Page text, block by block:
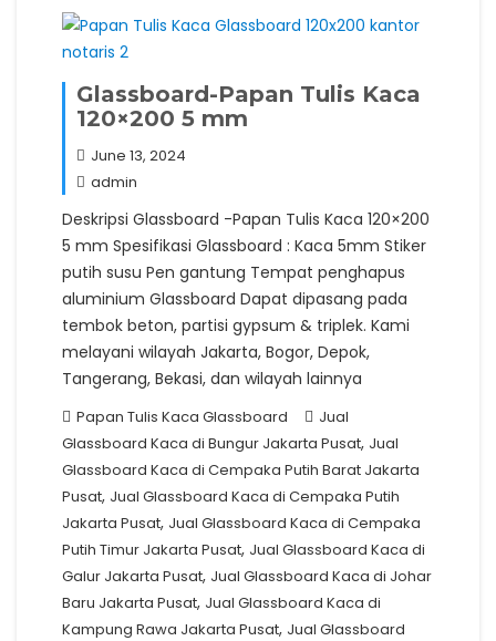
Glassboard-Papan Tulis Kaca
120×200 5 mm
June 13, 2024
admin
Deskripsi Glassboard -Papan Tulis Kaca 120×200
5 mm Spesifikasi Glassboard : Kaca 5mm Stiker
putih susu Pen gantung Tempat penghapus
aluminium Glassboard Dapat dipasang pada
tembok beton, partisi gypsum & triplek. Kami
melayani wilayah Jakarta, Bogor, Depok,
Tangerang, Bekasi, dan wilayah lainnya
Papan Tulis Kaca Glassboard
Jual
Glassboard Kaca di Bungur Jakarta Pusat, Jual
Glassboard Kaca di Cempaka Putih Barat Jakarta
Pusat, Jual Glassboard Kaca di Cempaka Putih
Jakarta Pusat, Jual Glassboard Kaca di Cempaka
Putih Timur Jakarta Pusat, Jual Glassboard Kaca di
Galur Jakarta Pusat, Jual Glassboard Kaca di Johar
Baru Jakarta Pusat, Jual Glassboard Kaca di
Kampung Rawa Jakarta Pusat, Jual Glassboard